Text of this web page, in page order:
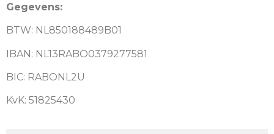
Gegevens:
BTW: NL850188489B01
IBAN: NL13RABO0379277581
BIC: RABONL2U
KvK: 51825430